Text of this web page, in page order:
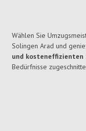
Wählen Sie
Solingen Arad und
und kosteneffizienten
Bedürfnisse